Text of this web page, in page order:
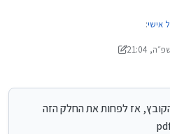
:
של המקילים? להגיד שיש
לא מסביר את ההיתר. הפשטות הוא
ופרוצה - יש לך חלק בכל
21:04
ידי טריידר
אז לפחות את החלק הזה